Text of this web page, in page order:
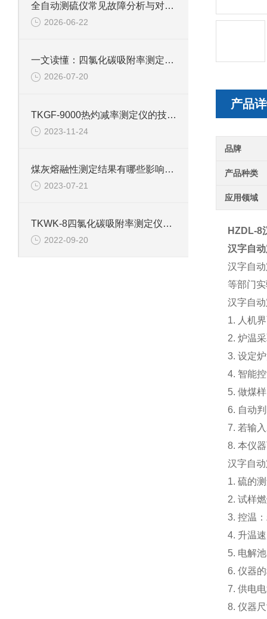
产品
品牌
产品种类
应用领域
HZDL-8
汉字自
汉字自
等部门
汉字自
1. 人机
2. 炉温
3. 设定
4. 智能
5. 做煤
6. 自动
7. 若输
8. 本仪
汉字自
1. 硫的
2. 试样
3. 控温
4. 升温
5. 电解
6. 仪器
7. 供电
8. 仪器
全自动测硫仪常见故障分析与对应解决策略分享
2026-06-22
一文读懂：四氯化碳吸附率测定仪的正确使用方法与避坑技巧
2026-07-20
TKGF-9000热灼减率测定仪的技术参数和功能
2023-11-24
煤灰熔融性测定结果有哪些影响因素
2023-07-21
TKWK-8四氯化碳吸附率测定仪产品介绍
2022-09-20